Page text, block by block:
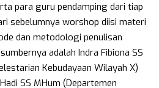
para guru pendamping dari tiap
sebelumnya worshop diisi materi
dan metodologi penulisan
adalah Indra Fibiona SS
Kebudayaan Wilayah X)
SS MHum (Departemen